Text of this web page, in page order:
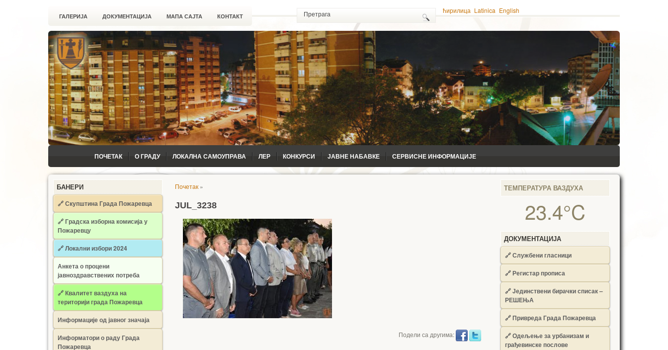
ГАЛЕРИЈА ДОКУМЕНТАЦИЈА МАПА САЈТА КОНТАКТ
ћирилица Latinica English
ПОЧЕТАК О ГРАДУ ЛОКАЛНА САМОУПРАВА ЛЕР КОНКУРСИ ЈАВНЕ НАБАВКЕ СЕРВИСНЕ ИНФОРМАЦИЈЕ
БАНЕРИ
🔗 Скупштина Града Пожаревца
🔗Градска изборна комисија у
Пожаревцу
🔗 Локални избори 2024
Анкета о процени
јавноздравствених потреба
🔗 Квалитет ваздуха на
територији града Пожаревца
Информације од јавног значаја
Информатори о раду Града
Пожаревца
Почетак »
JUL_3238
Подели са другима:
ТЕМПЕРАТУРА ВАЗДУХА
23.4°C
ДОКУМЕНТАЦИЈА
🔗Службени гласници
🔗Регистар прописа
🔗Јединствени бирачки списак –
РЕШЕЊА
🔗Привреда Града Пожаревца
🔗Одељење за урбанизам и
грађевинске послове